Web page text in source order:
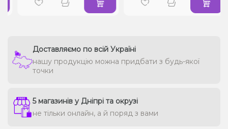
Доставляємо по всій Україні
нашу продукцію можна придбати з будь-якої
точки
5 магазинів у Дніпрі та окрузі
не тільки онлайн, а й поряд з вами